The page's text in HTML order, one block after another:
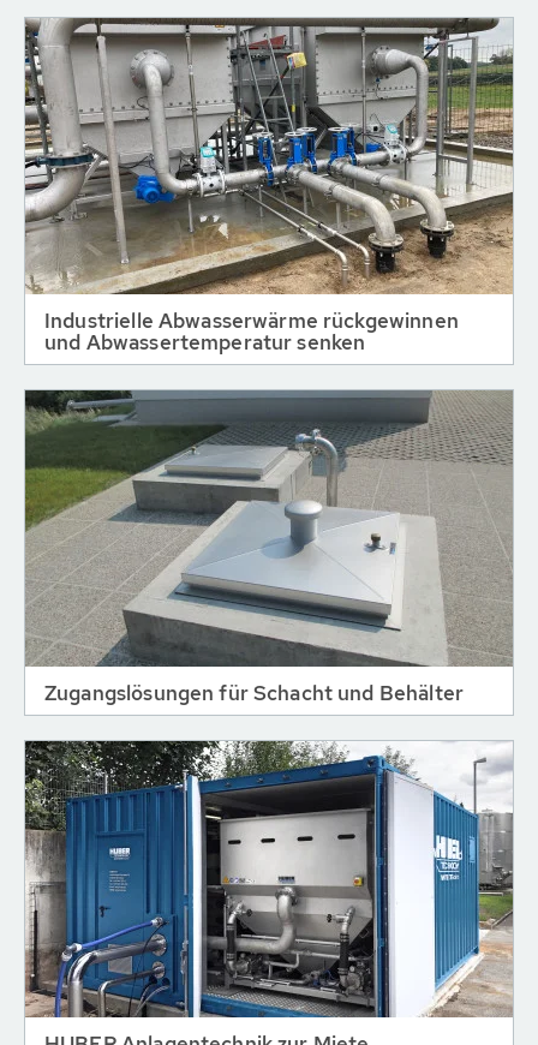
Industrielle Abwasserwärme rückgewinnen
und Abwassertemperatur senken
Zugangslösungen für Schacht und Behälter